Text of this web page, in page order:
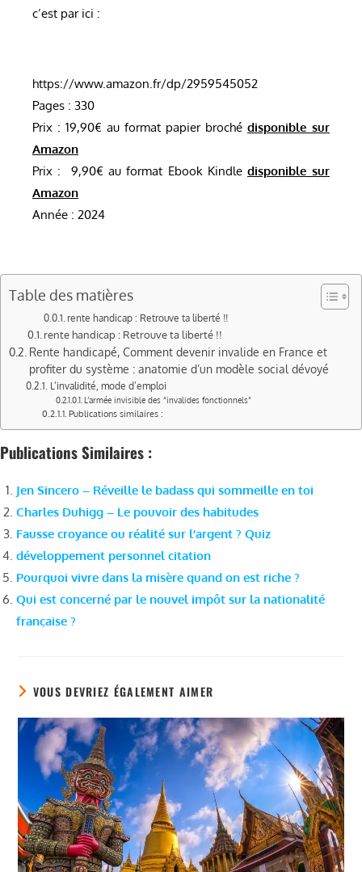
c’est par ici :
https://www.amazon.fr/dp/2959545052
Pages : 330
Prix : 19,90€ au format papier broché disponible sur
Amazon
Prix : 9,90€ au format Ebook Kindle disponible sur
Amazon
Année : 2024
Table des matières
rente handicap : Retrouve ta liberté !!
rente handicap : Retrouve ta liberté !!
Rente handicapé, Comment devenir invalide en France et
profiter du système : anatomie d’un modèle social dévoyé
L’invalidité, mode d’emploi
L’armée invisible des “invalides fonctionnels”
Publications similaires :
Publications Similaires :
Jen Sincero – Réveille le badass qui sommeille en toi
Charles Duhigg – Le pouvoir des habitudes
Fausse croyance ou réalité sur l’argent ? Quiz
développement personnel citation
Pourquoi vivre dans la misère quand on est riche ?
Qui est concerné par le nouvel impôt sur la nationalité
française ?
VOUS DEVRIEZ ÉGALEMENT AIMER